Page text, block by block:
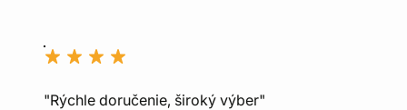
"Rýchle doručenie, široký výber"